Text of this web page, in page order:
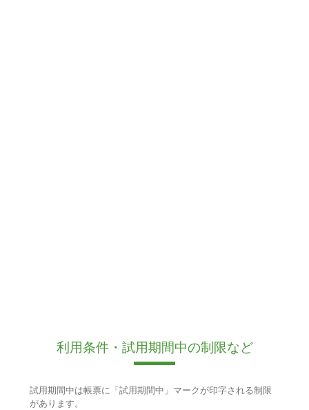
利用条件・試用期間中の制限など
試用期間中は帳票に「試用期間中」マークが印字される制限
があります。